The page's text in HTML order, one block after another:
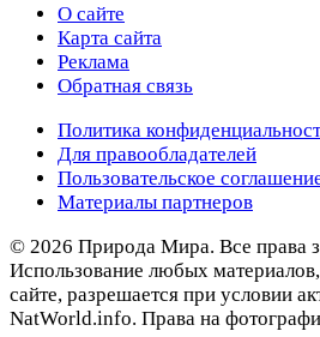
О сайте
Карта сайта
Реклама
Обратная связь
Политика
Для правообладателей
Пользовательское
Материалы партнеров
© 2026 Природа Мира. Все права
Использование любых
сайте, разрешается при условии
NatWorld.info. Права на